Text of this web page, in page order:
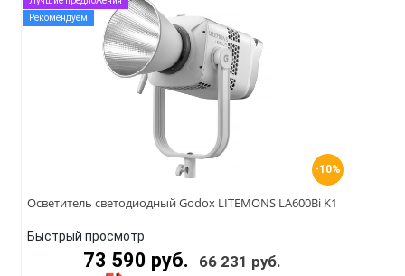
-10%
Рекомендуем
Осветитель светодиодный Godox LITEMONS LA600Bi K1
Быстрый просмотр
73 590 руб. 66 231 руб.